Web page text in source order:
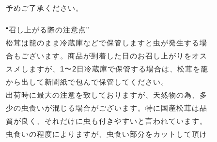
予めご了承ください。
“召し上がる際の注意点"
松茸は籠のまま冷蔵庫などで保管しますと虫が発生する場
合もございます。商品が到着した日のお召し上がりをオス
スメしますが、1〜2日冷蔵庫で保管する場合は、松茸を籠
から出して新聞紙で包んで保管してください。
出荷時に最大の注意を致しておりますが、天然物の為、多
少の虫食いが混じる場合がございます。特に国産松茸は品
質が良く、それだけに虫も付きやすいと言われています。
虫食いの程度によりますが、虫食い部分をカットして頂け